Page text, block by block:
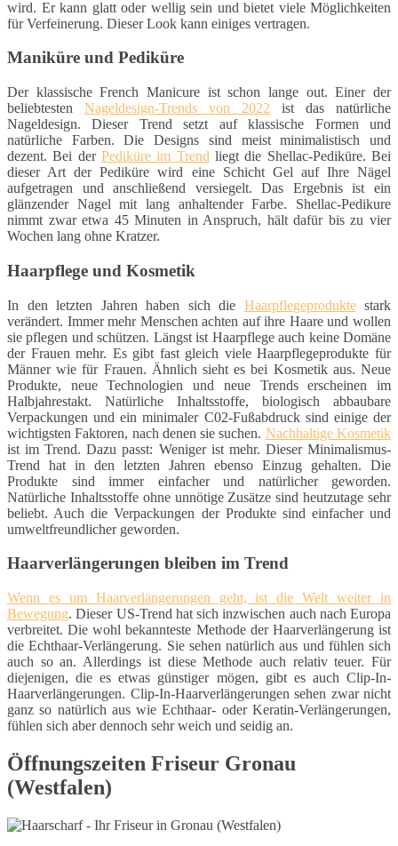
wird. Er kann glatt oder wellig sein und bietet viele Möglichkeiten
für Verfeinerung. Dieser Look kann einiges vertragen.
Maniküre und Pediküre
Der klassische French Manicure ist schon lange out. Einer der
beliebtesten Nageldesign-Trends von 2022 ist das natürliche
Nageldesign. Dieser Trend setzt auf klassische Formen und
natürliche Farben. Die Designs sind meist minimalistisch und
dezent. Bei der Pediküre im Trend liegt die Shellac-Pediküre. Bei
dieser Art der Pediküre wird eine Schicht Gel auf Ihre Nägel
aufgetragen und anschließend versiegelt. Das Ergebnis ist ein
glänzender Nagel mit lang anhaltender Farbe. Shellac-Pedikure
nimmt zwar etwa 45 Minuten in Anspruch, hält dafür bis zu vier
Wochen lang ohne Kratzer.
Haarpflege und Kosmetik
In den letzten Jahren haben sich die Haarpflegeproduktestark
verändert. Immer mehr Menschen achten auf ihre Haare und wollen
sie pflegen und schützen. Längst ist Haarpflege auch keine Domäne
der Frauen mehr. Es gibt fast gleich viele Haarpflegeprodukte für
Männer wie für Frauen. Ähnlich sieht es bei Kosmetik aus. Neue
Produkte, neue Technologien und neue Trends erscheinen im
Halbjahrestakt. Natürliche Inhaltsstoffe, biologisch abbaubare
Verpackungen und ein minimaler C02-Fußabdruck sind einige der
wichtigsten Faktoren, nach denen sie suchen. Nachhaltige Kosmetik
ist im Trend. Dazu passt: Weniger ist mehr. Dieser Minimalismus-
Trend hat in den letzten Jahren ebenso Einzug gehalten. Die
Produkte sind immer einfacher und natürlicher geworden.
Natürliche Inhaltsstoffe ohne unnötige Zusätze sind heutzutage sehr
beliebt. Auch die Verpackungen der Produkte sind einfacher und
umweltfreundlicher geworden.
Haarverlängerungen bleiben im Trend
Wenn es um Haarverlängerungen geht, ist die Welt weiter in
Bewegung. Dieser US-Trend hat sich inzwischen auch nach Europa
verbreitet. Die wohl bekannteste Methode der Haarverlängerung ist
die Echthaar-Verlängerung. Sie sehen natürlich aus und fühlen sich
auch so an. Allerdings ist diese Methode auch relativ teuer. Für
diejenigen, die es etwas günstiger mögen, gibt es auch Clip-In-
Haarverlängerungen. Clip-In-Haarverlängerungen sehen zwar nicht
ganz so natürlich aus wie Echthaar- oder Keratin-Verlängerungen,
fühlen sich aber dennoch sehr weich und seidig an.
Öffnungszeiten Friseur Gronau
(Westfalen)